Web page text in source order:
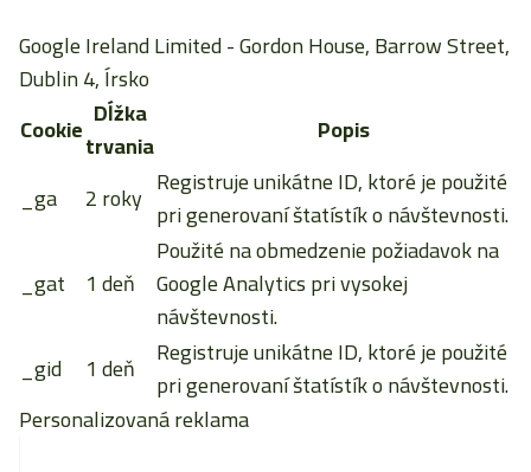
Google Ireland Limited- Gordon House, Barrow Street,
Dublin 4, Írsko
Cookie Dĺžka
trvania
Popis
_ga
2 roky Registruje unikátne ID, ktoré je použité
pri generovaní štatístík o návštevnosti.
_gat
1 deň
Použité na obmedzenie požiadavok na
Google Analytics pri vysokej
návštevnosti.
_gid
1 deň
Registruje unikátne ID, ktoré je použité
pri generovaní štatístík o návštevnosti.
Personalizovaná reklama